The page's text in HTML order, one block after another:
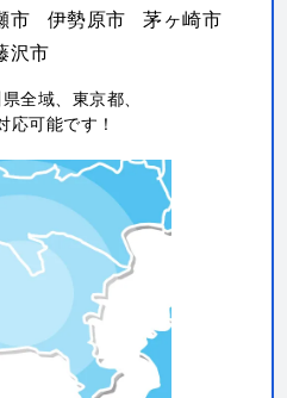
市 伊勢原市
茅ヶ崎市
沢市
全域、東京都、
応可能です！